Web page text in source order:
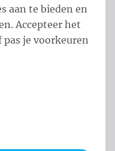
en
aan te bieden en
Accepteer het
pas je voorkeuren